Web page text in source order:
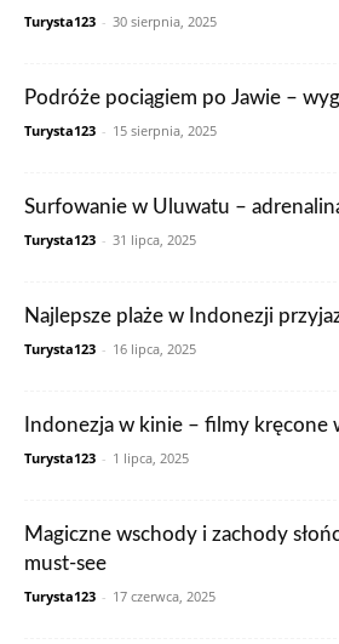
Turysta123 - 30 sierpnia, 2025
Podróże pociągiem po Jawie –
Turysta123 - 15 sierpnia, 2025
Surfowanie w Uluwatu –
Turysta123 - 31 lipca, 2025
Najlepsze plaże w Indonezji
Turysta123 - 16 lipca, 2025
Indonezja w kinie – filmy kręcone
Turysta123 - 1 lipca, 2025
Magiczne wschody i zachody
must-see
Turysta123 - 17 czerwca, 2025